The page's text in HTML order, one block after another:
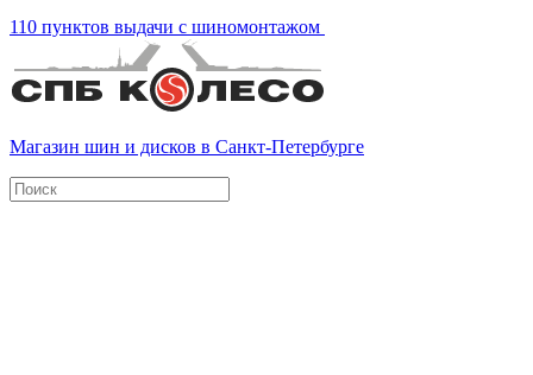
110 пунктов выдачи с шиномонтажом
Магазин шин и дисков в Санкт-Петербурге